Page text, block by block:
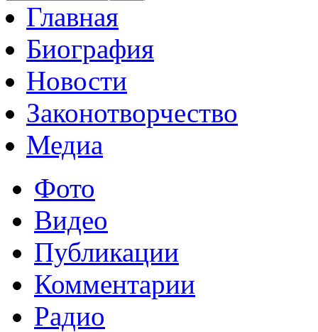
Главная
Биография
Новости
Законотворчество
Медиа
Фото
Видео
Публикации
Комментарии
Радио